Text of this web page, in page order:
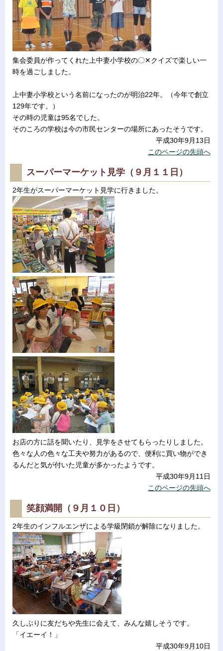
集会委員が作ってくれた上中妻小学校の〇✕クイズで楽しい一
時を過ごしました。
上中妻小学校という名前になったのが明治22年。（今年で創立
129年です。）
その時の児童は95名でした。
そのころの学校は今の市民センターの場所にあったそうです。
平成30年9月13日
このページの先頭へ
スーパーマーケット見学（９月１１日）
2年生がスーパーマーケット見学に行きました。
お店の方に話を聞いたり、見学をさせてもらったりしました。
色々な人の色々な工夫や努力があるので、便利に買い物ができ
るんだと気が付いた児童が多かったようです。
平成30年9月11日
このページの先頭へ
笑顔満開（９月１０日）
2年生のインフルエンザによる学級閉鎖が解除になりました。
久しぶりに友だちや先生に会えて、みんな嬉しそうです。
「イエーイ！」
平成30年9月10日